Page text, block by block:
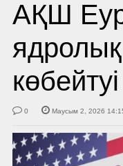
АҚШ
0 Маусым 2, 2026